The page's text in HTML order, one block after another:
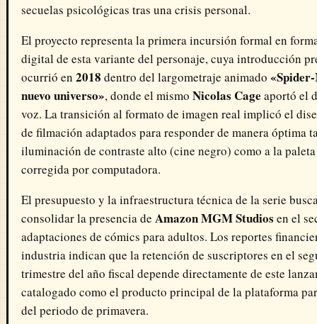
secuelas psicológicas tras una crisis personal.
El proyecto representa la primera incursión formal en
digital de esta variante del personaje, cuya introducción
ocurrió en 2018 dentro del largometraje animado
nuevo universo», donde el mismo Nicolas Cage aportó el
voz. La transición al formato de imagen real implicó el
de filmación adaptados para responder de manera óptima
iluminación de contraste alto (cine negro) como a la
corregida por computadora.
El presupuesto y la infraestructura técnica de la serie
consolidar la presencia de Amazon MGM Studios en el
adaptaciones de cómics para adultos. Los reportes
industria indican que la retención de suscriptores en el
trimestre del año fiscal depende directamente de este
catalogado como el producto principal de la plataforma
del periodo de primavera.